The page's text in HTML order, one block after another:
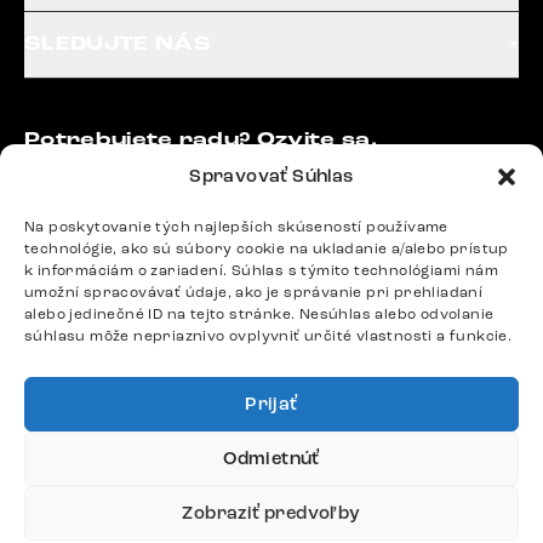
Spravovať Súhlas
Na poskytovanie tých najlepších skúseností používame
technológie, ako sú súbory cookie na ukladanie a/alebo prístup
k informáciám o zariadení. Súhlas s týmito technológiami nám
umožní spracovávať údaje, ako je správanie pri prehliadaní
alebo jedinečné ID na tejto stránke. Nesúhlas alebo odvolanie
súhlasu môže nepriaznivo ovplyvniť určité vlastnosti a funkcie.
Prijať
Odmietnúť
Zobraziť predvoľby
Potrebujete radu? Ozvite sa.
podpora@delife-shop.sk
Odpovedáme do 24 hodín.
Google recenzie
4,8